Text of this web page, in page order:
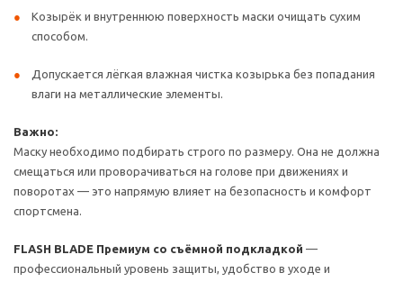
Козырёк и внутреннюю поверхность маски очищать сухим
способом.
Допускается лёгкая влажная чистка козырька без попадания
влаги на металлические элементы.
Важно:
Маску необходимо подбирать строго по размеру. Она не должна
смещаться или проворачиваться на голове при движениях и
поворотах — это напрямую влияет на безопасность и комфорт
спортсмена.
FLASH BLADE Премиум со съёмной подкладкой —
профессиональный уровень защиты, удобство в уходе и